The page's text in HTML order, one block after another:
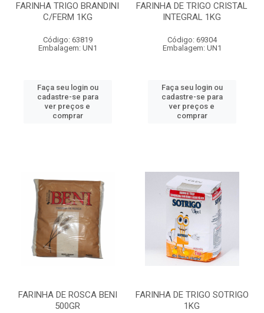
FARINHA TRIGO BRANDINI
C/FERM 1KG
Código: 63819
Embalagem: UN1
Faça seu login ou
cadastre-se para
ver preços e
comprar
FARINHA DE TRIGO CRISTAL
INTEGRAL 1KG
Código: 69304
Embalagem: UN1
Faça seu login ou
cadastre-se para
ver preços e
comprar
FARINHA DE ROSCA BENI
500GR
FARINHA DE TRIGO SOTRIGO
1KG